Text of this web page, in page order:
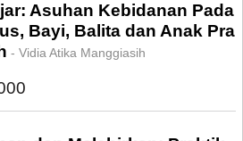
Asuhan Kebidanan Pada
Bayi, Balita dan Anak Pra
- Vidia Atika Manggiasih